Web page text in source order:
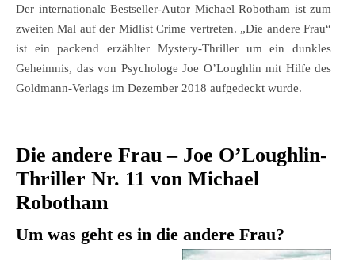
Der internationale Bestseller-Autor Michael Robotham ist zum
zweiten Mal auf der Midlist Crime vertreten. „Die andere Frau“
ist ein packend erzählter Mystery-Thriller um ein dunkles
Geheimnis, das von Psychologe Joe O’Loughlin mit Hilfe des
Goldmann-Verlags im Dezember 2018 aufgedeckt wurde.
Die andere Frau – Joe O’Loughlin-
Thriller Nr. 11 von Michael
Robotham
Um was geht es in die andere Frau?